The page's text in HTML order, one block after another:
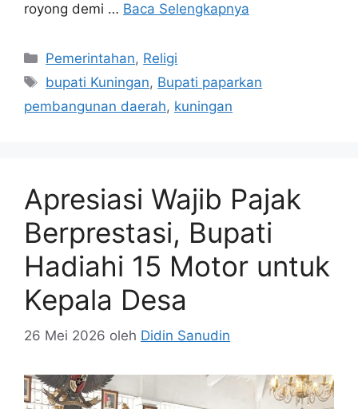
royong demi … Baca Selengkapnya
Kategori
Pemerintahan, Religi
Tag
bupati Kuningan, Bupati paparkan
pembangunan daerah, kuningan
Apresiasi Wajib Pajak
Berprestasi, Bupati
Hadiahi 15 Motor untuk
Kepala Desa
26 Mei 2026 oleh Didin Sanudin